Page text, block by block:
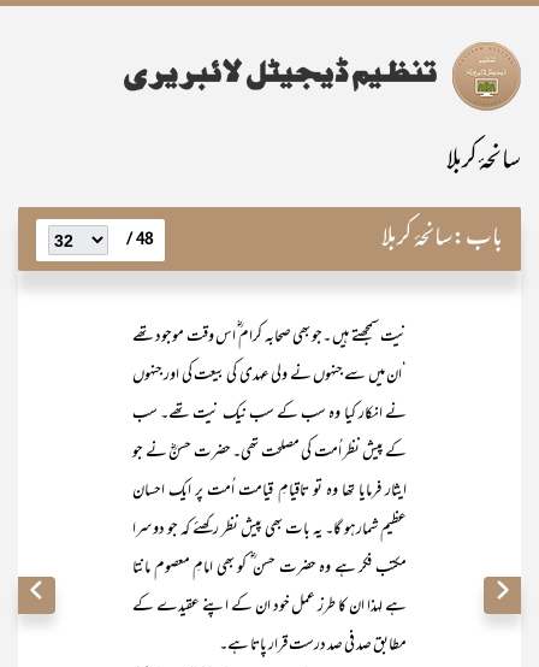
سانحۂ کربلا
باب:سانحۂ کربلا 48 /
نیت سمجھتے ہیں ۔جو بھی صحابہ کرام ؓ اس وقت موجود تھے
‘ان میں سے جنہوں نے ولی عہدی کی بیعت کی اور جنہوں
نے انکار کیا وہ سب کے سب نیک نیت تھے۔ سب
کے پیش نظر اُمت کی مصلحت تھی۔ حضرت حسنؓ نے جو
ایثار فرمایا تھا وہ تو تاقیامِ قیامت اُمت پر ایک احسان
عظیم شمارہو گا۔ یہ بات بھی پیش نظر رکھئے کہ جو دوسرا
مکتب فکر ہے وہ حضرت حسن ؓ کو بھی امامِ معصوم مانتا
ہے لہذا ان کا طرز عمل خود ان کے اپنے عقیدے کے
مطابق صد فی صد درست قرار پاتا ہے۔